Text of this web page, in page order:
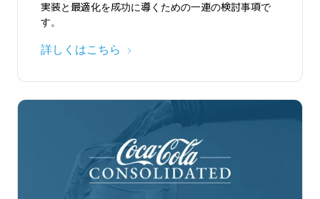
実装と最適化を成功に導くための一連の検討事項で
す。
詳しくはこちら